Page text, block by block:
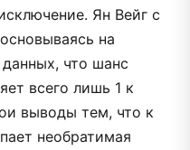
Ян Вейг с
на
что шанс
всего лишь 1 к
выводы тем, что к
необратимая